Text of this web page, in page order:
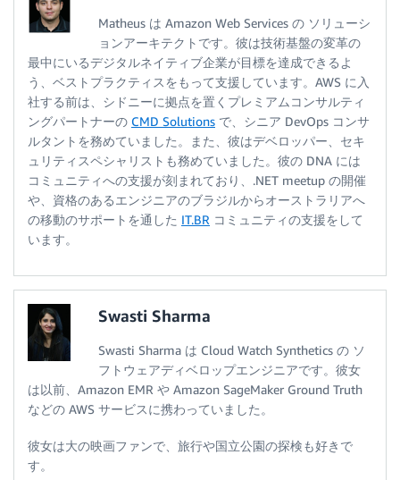
Matheus は Amazon Web Services の ソリューシ
ョンアーキテクトです。彼は技術基盤の変革の
最中にいるデジタルネイティブ企業が目標を達成できるよ
う、ベストプラクティスをもって支援しています。AWS に入
社する前は、シドニーに拠点を置くプレミアムコンサルティ
ングパートナーの CMD Solutions で、シニア DevOps コンサ
ルタントを務めていました。また、彼はデベロッパー、セキ
ュリティスペシャリストも務めていました。彼の DNA には
コミュニティへの支援が刻まれており、.NET meetup の開催
や、資格のあるエンジニアのブラジルからオーストラリアへ
の移動のサポートを通した IT.BR コミュニティの支援をして
います。
Swasti Sharma
Swasti Sharma は Cloud Watch Synthetics の ソ
フトウェアディベロップエンジニアです。彼女
は以前、Amazon EMR や Amazon SageMaker Ground Truth
などの AWS サービスに携わっていました。
彼女は大の映画ファンで、旅行や国立公園の探検も好きで
す。